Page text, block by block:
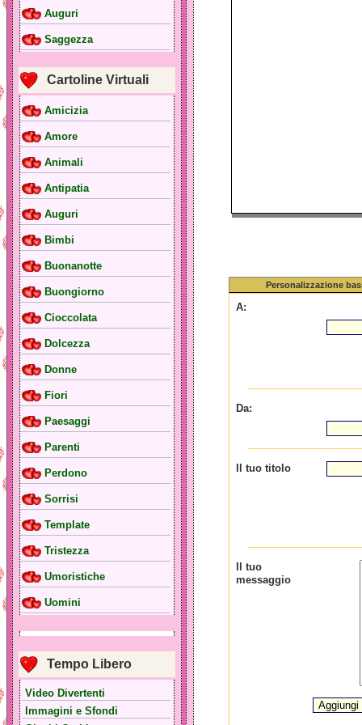
Auguri
Saggezza
Cartoline Virtuali
Amicizia
Amore
Animali
Antipatia
Auguri
Bimbi
Buonanotte
Buongiorno
Cioccolata
Dolcezza
Donne
Fiori
Paesaggi
Parenti
Perdono
Sorrisi
Template
Tristezza
Umoristiche
Uomini
Tempo Libero
Video Divertenti
Immagini e Sfondi
Personalizzazione
A:
Da:
Il tuo titolo
Il tuo
messaggio